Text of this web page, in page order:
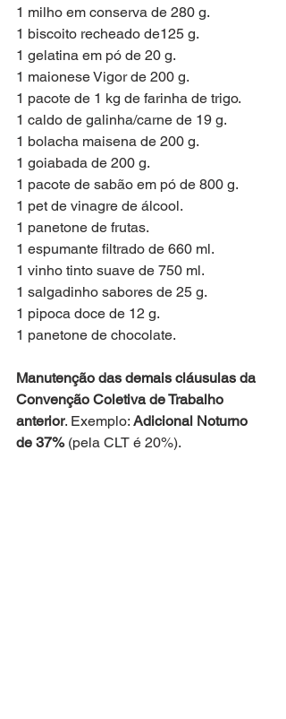
1 milho em conserva de 280 g.
1 biscoito recheado de125 g.
1 gelatina em pó de 20 g.
1 maionese Vigor de 200 g.
1 pacote de 1 kg de farinha de trigo.
1 caldo de galinha/carne de 19 g.
1 bolacha maisena de 200 g.
1 goiabada de 200 g.
1 pacote de sabão em pó de 800 g.
1 pet de vinagre de álcool.
1 panetone de frutas.
1 espumante filtrado de 660 ml.
1 vinho tinto suave de 750 ml.
1 salgadinho sabores de 25 g.
1 pipoca doce de 12 g.
1 panetone de chocolate.
Manutenção das demais cláusulas da
Convenção Coletiva de Trabalho
anterior. Exemplo: Adicional Noturno
de 37% (pela CLT é 20%).